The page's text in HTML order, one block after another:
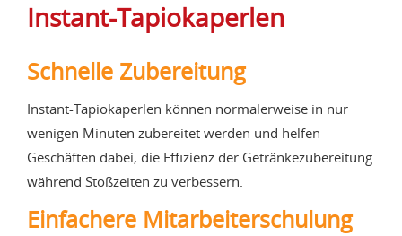
Instant-Tapiokaperlen
Schnelle Zubereitung
Instant-Tapiokaperlen können normalerweise in nur
wenigen Minuten zubereitet werden und helfen
Geschäften dabei, die Effizienz der Getränkezubereitung
während Stoßzeiten zu verbessern.
Einfachere Mitarbeiterschulung